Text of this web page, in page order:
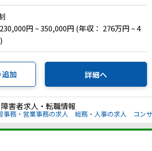
円 ~ 350,000円 (年収： 276万円 ~ 4
加 詳細へ
害者求人・転職情報
事務・営業事務の求人 総務・人事の求人 コン